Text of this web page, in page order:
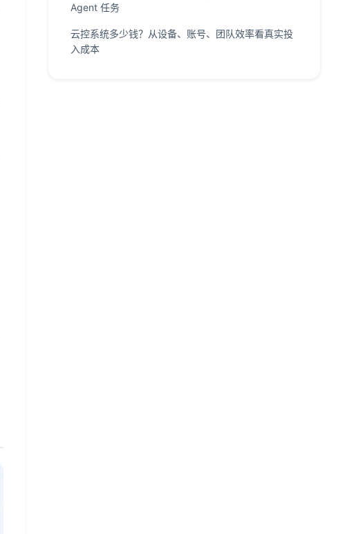
Agent 任务
云控系统多少钱？从设备、账号、团队效率看真实投
入成本